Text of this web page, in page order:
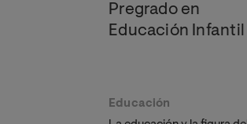
Pregrado en
Educación Infantil
Educación